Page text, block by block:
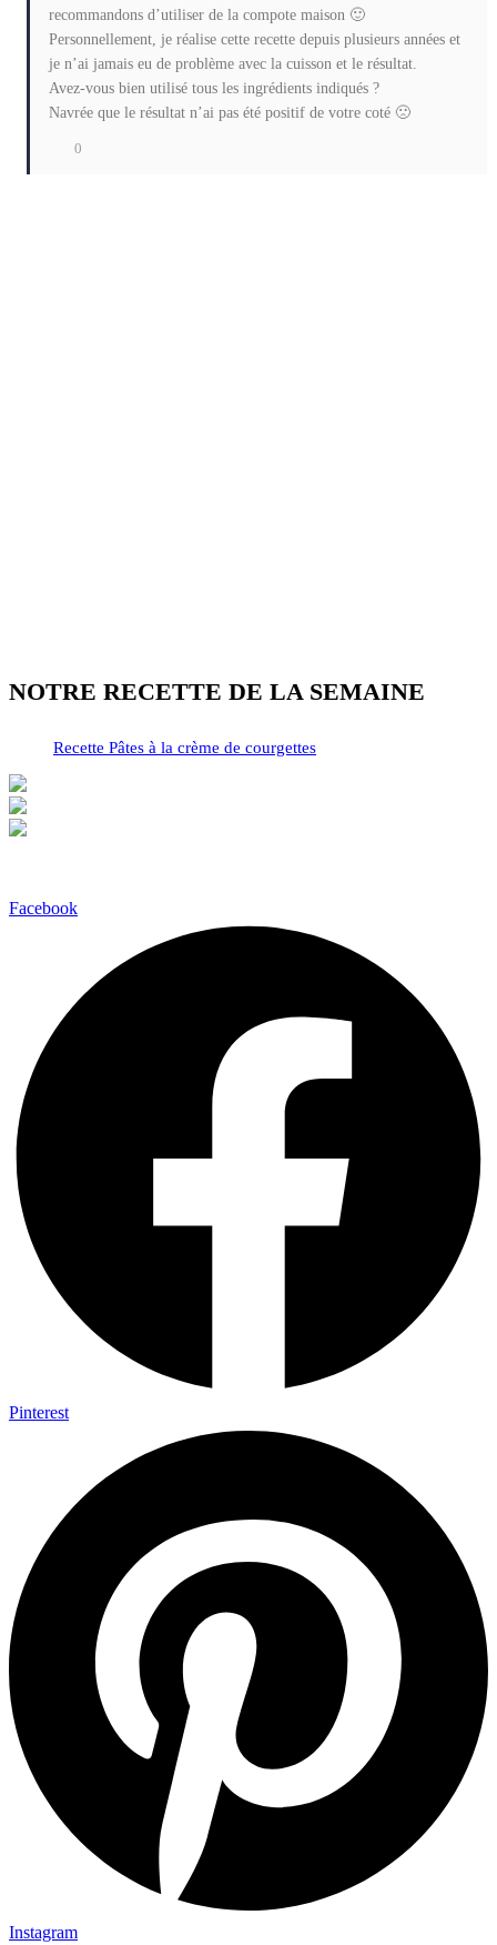
recommandons d’utiliser de la compote maison 🙂
Personnellement, je réalise cette recette depuis plusieurs années et
je n’ai jamais eu de problème avec la cuisson et le résultat.
Avez-vous bien utilisé tous les ingrédients indiqués ?
Navrée que le résultat n’ai pas été positif de votre coté 🙁
0
NOTRE RECETTE DE LA SEMAINE
Recette Pâtes à la crème de courgettes
Facebook
Pinterest
Instagram